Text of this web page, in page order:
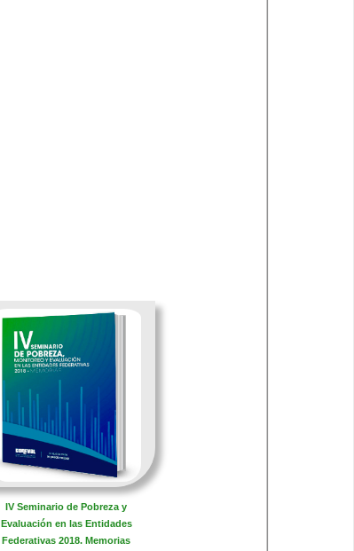
IV Seminario de Pobreza y
Evaluación en las Entidades
Federativas 2018. Memorias